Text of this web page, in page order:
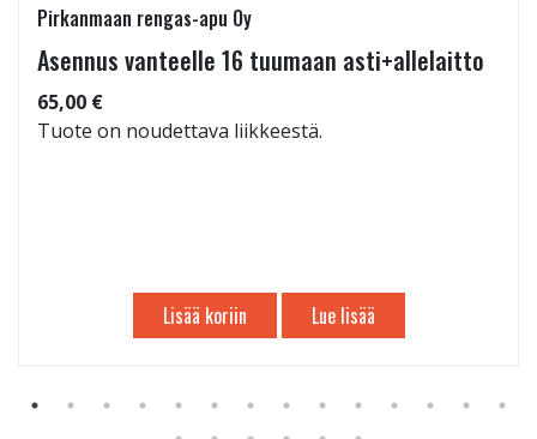
Pirkanmaan rengas-apu Oy
Asennus vanteelle 16 tuumaan asti+allelaitto
65,00 €
Tuote on noudettava liikkeestä.
Lisää koriin Lue lisää